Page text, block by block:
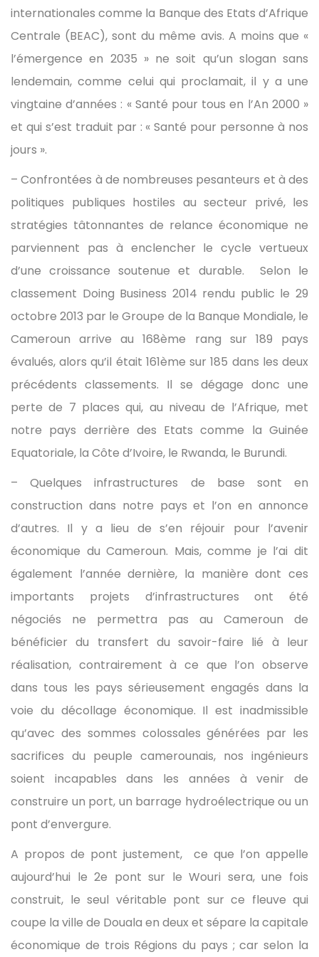
internationales comme la Banque des Etats d’Afrique
Centrale (BEAC), sont du même avis. A moins que «
l’émergence en 2035 » ne soit qu’un slogan sans
lendemain, comme celui qui proclamait, il y a une
vingtaine d’années : « Santé pour tous en l’An 2000 »
et qui s’est traduit par : « Santé pour personne à nos
jours ».
– Confrontées à de nombreuses pesanteurs et à des
politiques publiques hostiles au secteur privé, les
stratégies tâtonnantes de relance économique ne
parviennent pas à enclencher le cycle vertueux
d’une croissance soutenue et durable. Selon le
classement Doing Business 2014 rendu public le 29
octobre 2013 par le Groupe de la Banque Mondiale, le
Cameroun arrive au 168ème rang sur 189 pays
évalués, alors qu’il était 161ème sur 185 dans les deux
précédents classements. Il se dégage donc une
perte de 7 places qui, au niveau de l’Afrique, met
notre pays derrière des Etats comme la Guinée
Equatoriale, la Côte d’Ivoire, le Rwanda, le Burundi.
– Quelques infrastructures de base sont en
construction dans notre pays et l’on en annonce
d’autres. Il y a lieu de s’en réjouir pour l’avenir
économique du Cameroun. Mais, comme je l’ai dit
également l’année dernière, la manière dont ces
importants projets d’infrastructures ont été
négociés ne permettra pas au Cameroun de
bénéficier du transfert du savoir-faire lié à leur
réalisation, contrairement à ce que l’on observe
dans tous les pays sérieusement engagés dans la
voie du décollage économique. Il est inadmissible
qu’avec des sommes colossales générées par les
sacrifices du peuple camerounais, nos ingénieurs
soient incapables dans les années à venir de
construire un port, un barrage hydroélectrique ou un
pont d’envergure.
A propos de pont justement, ce que l’on appelle
aujourd’hui le 2e pont sur le Wouri sera, une fois
construit, le seul véritable pont sur ce fleuve qui
coupe la ville de Douala en deux et sépare la capitale
économique de trois Régions du pays ; car selon la